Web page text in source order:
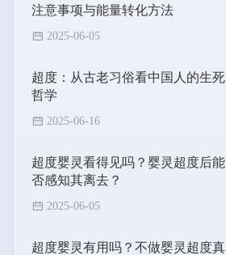
注意事项与能量转化方法
2025-06-05
超度：从古老习俗看中国人的生死
哲学
2025-06-16
超度婴灵看得见吗？婴灵超度后能
否感知其离去？
2025-06-05
超度婴灵有用吗？不做婴灵超度真